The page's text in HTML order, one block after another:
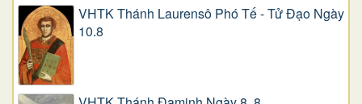
VHTK Thánh Laurensô Phó Tế - Tử Đạo Ngày
10.8